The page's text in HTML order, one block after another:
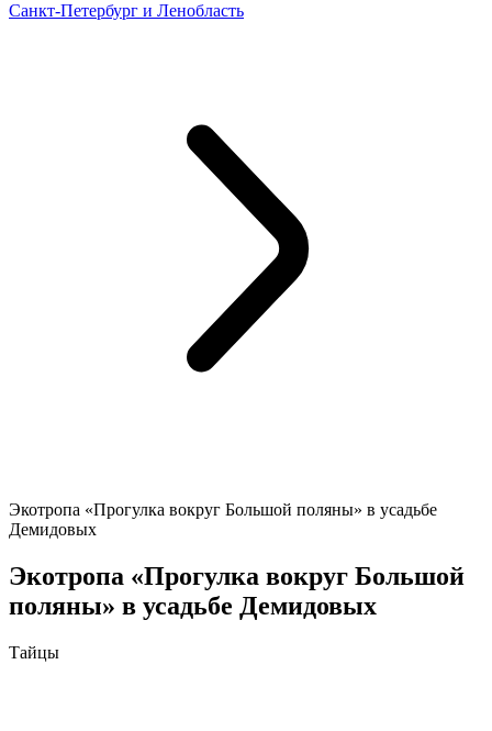
Санкт-Петербург и Ленобласть
Экотропа «Прогулка вокруг Большой поляны» в усадьбе
Демидовых
Экотропа «Прогулка вокруг Большой
поляны» в усадьбе Демидовых
Тайцы